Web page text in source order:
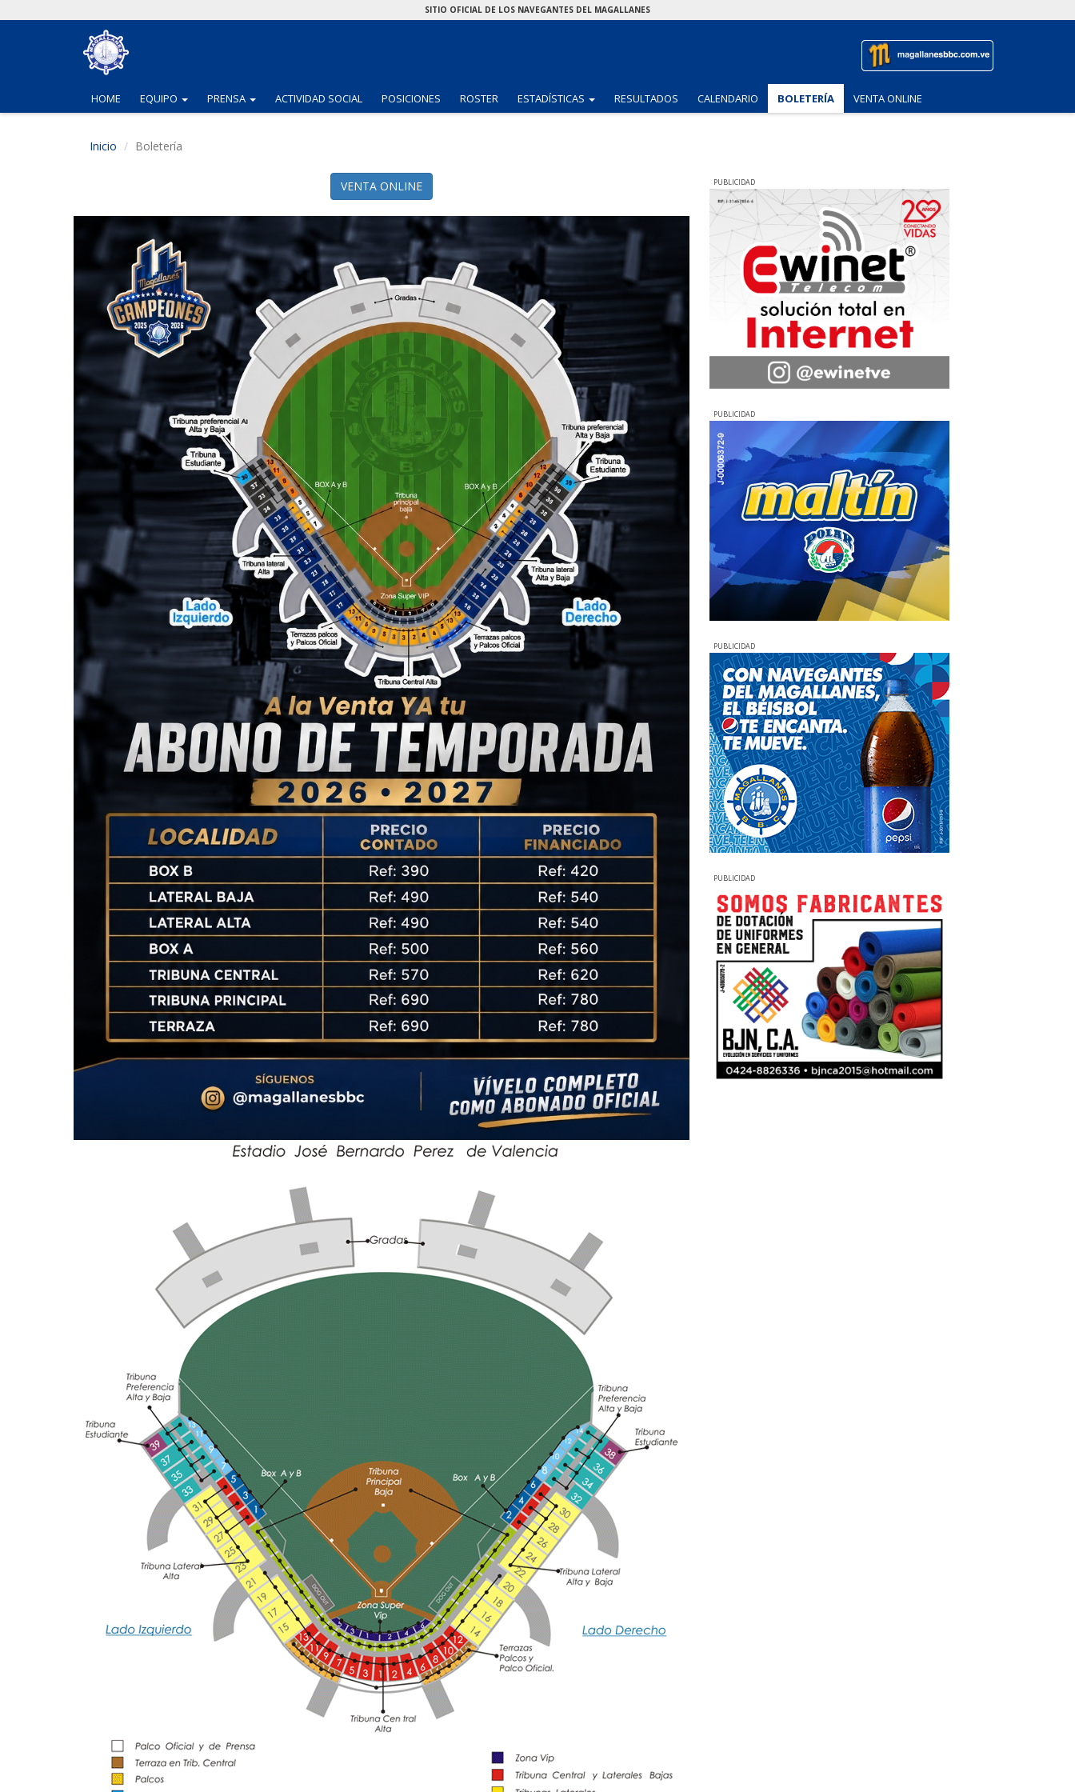
SITIO OFICIAL DE LOS NAVEGANTES DEL MAGALLANES
HOME EQUIPO (CURRENT)
PRENSA (CURRENT)
ACTIVIDAD SOCIAL POSICIONES ROSTER ESTADÍSTICAS (CURRENT)
RESULTADOS CALENDARIO BOLETERÍA VENTA ONLINE
Inicio Boletería
VENTA ONLINE PUBLICIDAD
PUBLICIDAD
PUBLICIDAD
PUBLICIDAD